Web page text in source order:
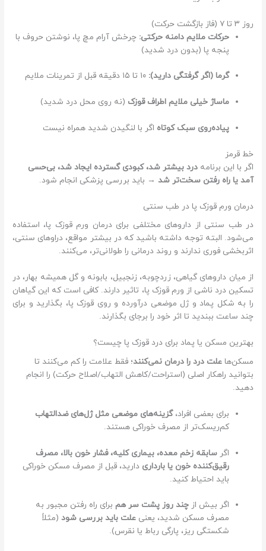
روز ۳ تا ۷ (فاز بازگشت حرکت)
حرکات ملایم دامنه حرکتی: چرخش آرام مچ پا، نوشتن حروف با
پنجه پا (بدون درد شدید)
گرما (اگر گرفتگی دارید): ۱۰ تا ۱۵ دقیقه قبل از تمرینات ملایم
ماساژ خیلی ملایم اطراف قوزک (نه روی محل درد شدید)
پیاده‌روی سبک کوتاه اگر با لنگیدن شدید همراه نیست
خط قرمز
اگر با این برنامهدرد بیشتر شد، کبودی گسترده ایجاد شد، بی‌حسی
آمد یا راه رفتن سخت‌تر شد → باید بررسی پزشکی انجام شود.
درمان ورم قوزک پا در طب سنتی
در طب سنتی از داروهای مختلفی برای درمان ورم قوزک پا، استفاده
می‌شود. البته توجه داشته باشید که در بیشتر مواقع، دراوهای سنتی،
اثربخشی فوری ندارند و روند درمانی را طولانی‌تر، می‌کنند.
از میان داروهای گیاهی، زردچوبه، زنجبیل، بابونه و گل همیشه بهار، در
تسکین درد ناشی از ورم قوزک پا، تاثیر دارند. کافی است که این گیاهان
را به شکل پماد و ژل موضعی درآورده و روی قوزک پا، بگذارید و برای
چند ساعت ببندید تا اثر خود را برجای بگذارند.
بهترین مسکن یا پماد برای درد قوزک پا چیست؟
مسکن‌هاعلت درد را درمان نمی‌کنند؛ فقط علامت را کم می‌کنند تا
بتوانید راهکار اصلی (استراحت/کاهش التهاب/اصلاح حرکت) را انجام
دهید.
برای بعضی افراد،گزینه‌های موضعی مثل ژل‌های ضدالتهاب
کم‌ریسک‌تر از مصرف خوراکی هستند.
اگرسابقه زخم معده، بیماری کلیه، فشار خون بالا، مصرف
رقیق‌کننده خون یا بارداری دارید، قبل از مصرف مسکن خوراکی
باید احتیاط کنید.
اگر بیش ازچند روز پشت سر هم برای راه رفتن مجبور به
مصرف مسکن شدید، یعنیعلت باید بررسی شود (مثلاً
شکستگی ریز، پارگی رباط یا نقرس).